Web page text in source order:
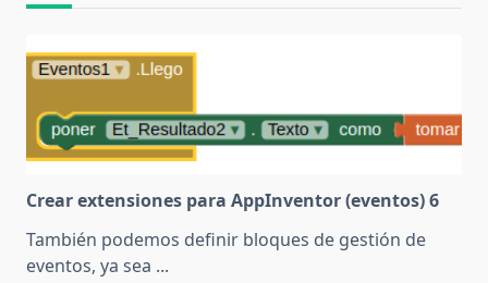
Crear extensiones para AppInventor (eventos) 6
También podemos definir bloques de gestión de
eventos, ya sea ...